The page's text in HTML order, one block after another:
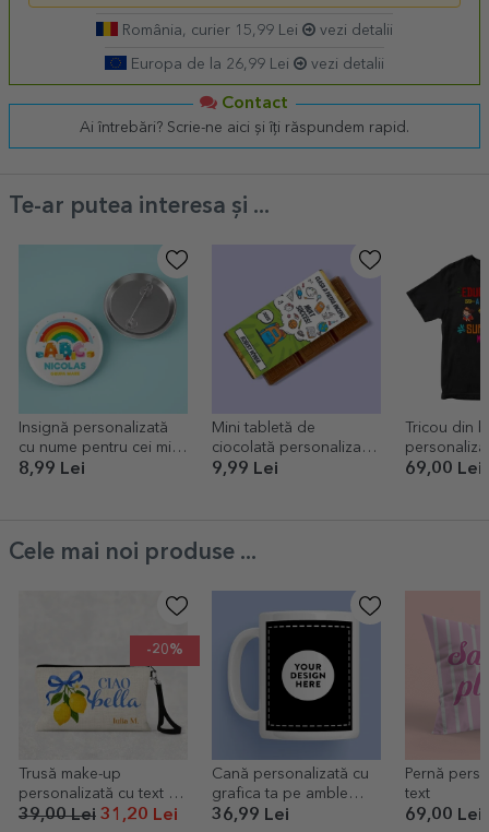
România, curier 15,99 Lei vezi detalii
Europa de la 26,99 Lei vezi detalii
Contact
Ai întrebări? Scrie-ne aici și îți răspundem rapid.
Te-ar putea interesa și ...
Insignă personalizată
cu nume pentru cei mici
- Grădiniță
8,99 Lei
Mini tabletă de
ciocolată personalizată
cu text - Comic style
9,99 Lei
Tricou din
69,00 Lei
Cele mai noi produse ...
-20%
Trusă make-up
personalizată cu text -
Ciao bella
39,00 Lei 31,20 Lei
Cană personalizată cu
grafica ta pe amble
părți
36,99 Lei
Pernă
text
69,00 Lei